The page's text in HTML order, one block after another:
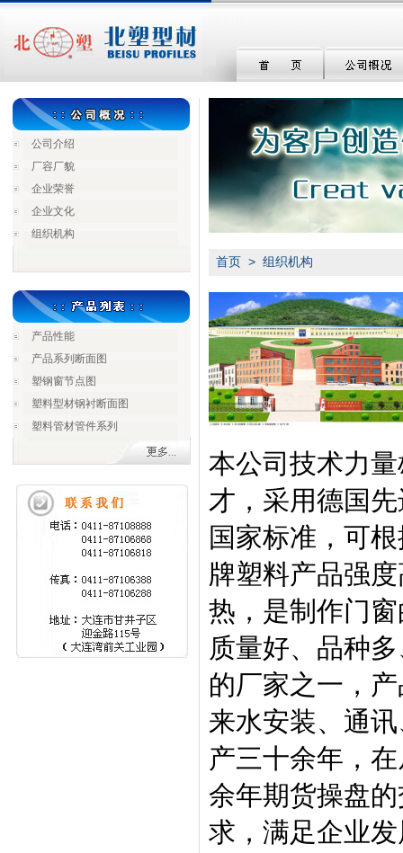
公司介绍
厂容厂貌
企业荣誉
企业文化
组织机构
产品性能
产品系列断面图
塑钢窗节点图
塑料型材钢衬断面图
塑料管材管件系列
首页 > 组织机构
本公司技术力
才，采用德国
国家标准，可
牌塑料产品强
热，是制作门
质量好、品种
的厂家之一，
来水安装、通
产三十余年，
余年期货操盘
求，满足企业